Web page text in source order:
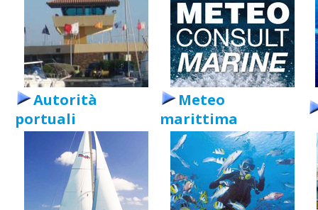
Autorità
portuali
Meteo
marittima